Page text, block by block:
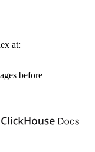
at:
before